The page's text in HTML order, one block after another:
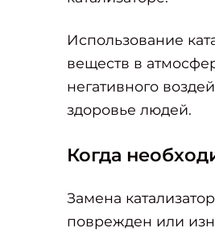
Использование
веществ в
негативного
здоровье людей.
Когда
Замена
поврежден или